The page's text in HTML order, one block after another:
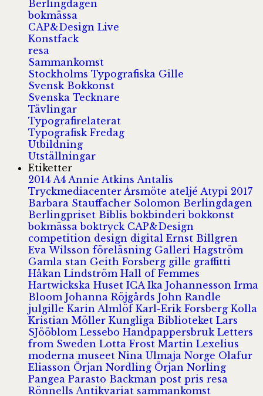
Berlingdagen
bokmässa
CAP&Design Live
Konstfack
resa
Sammankomst
Stockholms Typografiska Gille
Svensk Bokkonst
Svenska Tecknare
Tävlingar
Typografirelaterat
Typografisk Fredag
Utbildning
Utställningar
Etiketter
2014 A4 Annie Atkins Antalis
Tryckmediacenter Årsmöte ateljé Atypi 2017
Barbara Stauffacher Solomon Berlingdagen
Berlingpriset Biblisbokbinderibokkonst
bokmässaboktryck CAP&Design
competition design digital Ernst Billgren
Eva Wilsson föreläsning Galleri Hagström
Gamla stan Geith Forsberg gille graffitti
Håkan Lindström Hall of Femmes
Hartwickska Huset ICA Ika Johannesson Irma
Bloom Johanna Röjgårds John Randle
julgille Karin Almlöf Karl-Erik Forsberg Kolla
Kristian Möller Kungliga Biblioteket Lars
SJööblom Lessebo Handpappersbruk Letters
from Sweden Lotta Frost Martin Lexelius
moderna museet Nina Ulmaja Norge Olafur
Eliasson Örjan Nordling Örjan Norling
Pangea Parasto Backman post pris resa
Rönnells Antikvariat sammankomst